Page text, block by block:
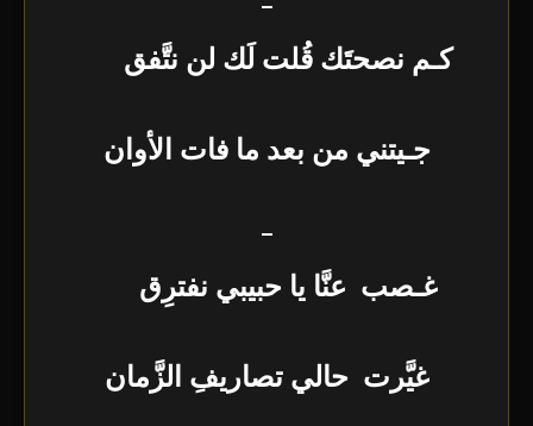
كـم نصحتَك قُلت لَك لن نتَّفق
جـيتني من بعد ما فات الأوان
–
غـصب عنَّا يا حبيبي نفترِق
غيَّرت حالي تصاريفِ الزَّمان